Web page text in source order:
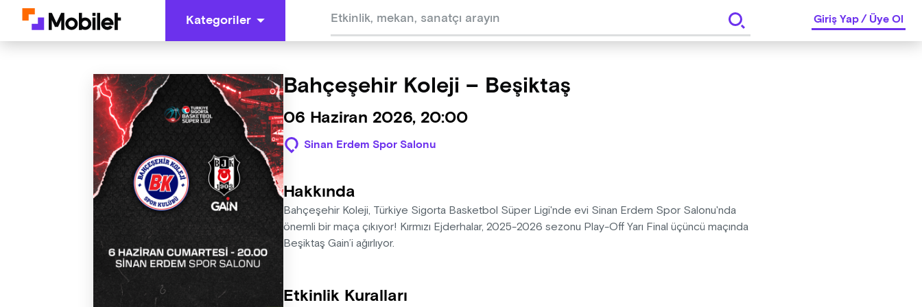
Kategoriler Giriş Yap/Üye Ol
Bahçeşehir Koleji – Beşiktaş
06 Haziran 2026, 20:00
Sinan Erdem Spor Salonu
Hakkında
Bahçeşehir Koleji, Türkiye Sigorta Basketbol Süper Ligi'nde evi Sinan Erdem Spor Salonu'nda
önemli bir maça çıkıyor! Kırmızı Ejderhalar, 2025-2026 sezonu Play-Off Yarı Final üçüncü maçında
Beşiktaş Gain’i ağırlıyor.
Etkinlik Kuralları